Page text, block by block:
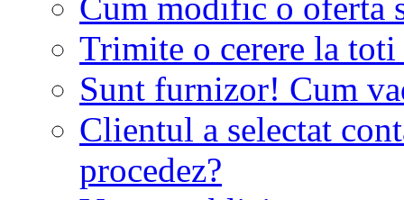
Trimite o cerere la
Sunt furnizor! Cum
Clientul a selectat
procedez?